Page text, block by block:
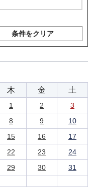
条件をクリア
木 金 土
1 2
3
8 9
10
15 16
17
22 23
24
29 30 31